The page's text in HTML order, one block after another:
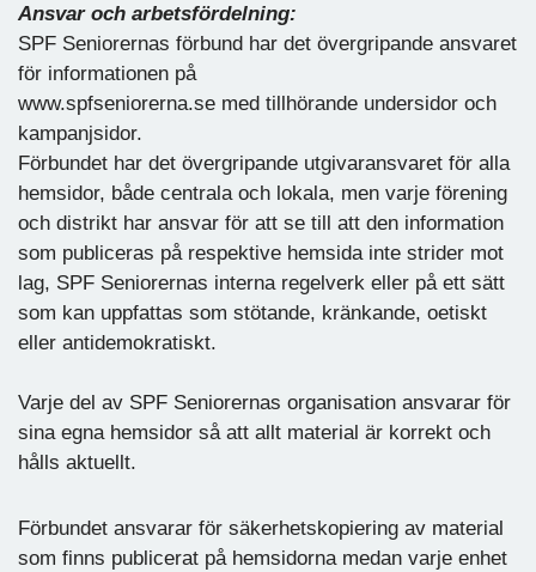
Ansvar och arbetsfördelning:
SPF Seniorernas förbund har det övergripande ansvaret
för informationen på
www.spfseniorerna.se med tillhörande undersidor och
kampanjsidor.
Förbundet har det övergripande utgivaransvaret för alla
hemsidor, både centrala och lokala, men varje förening
och distrikt har ansvar för att se till att den information
som publiceras på respektive hemsida inte strider mot
lag, SPF Seniorernas interna regelverk eller på ett sätt
som kan uppfattas som stötande, kränkande, oetiskt
eller antidemokratiskt.
Varje del av SPF Seniorernas organisation ansvarar för
sina egna hemsidor så att allt material är korrekt och
hålls aktuellt.
Förbundet ansvarar för säkerhetskopiering av material
som finns publicerat på hemsidorna medan varje enhet